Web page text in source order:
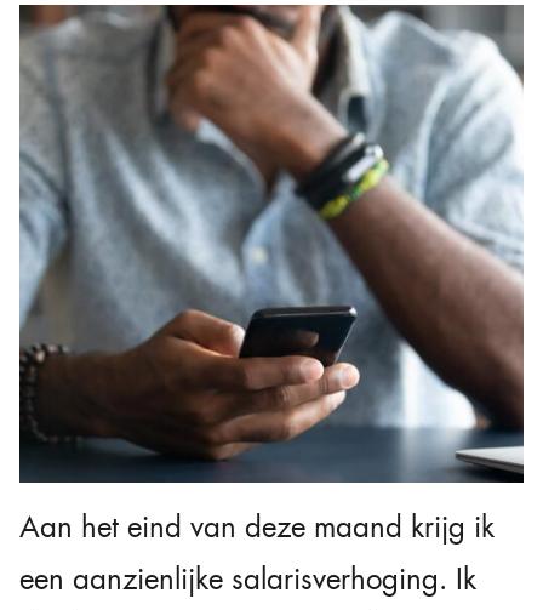
Aan het eind van deze maand krijg ik
een aanzienlijke salarisverhoging. Ik